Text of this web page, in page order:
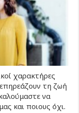
χαρακτήρες
τη ζωή
να
και ποιους όχι.